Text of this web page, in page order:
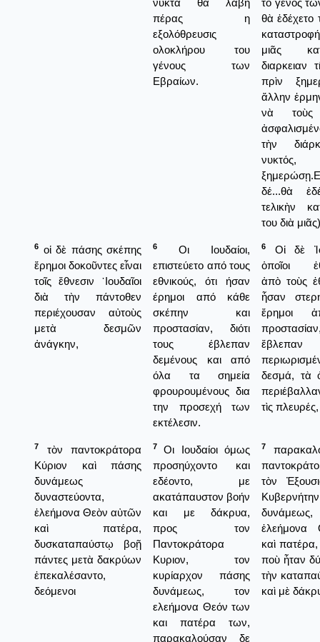
νύκτα θα λάβη
πέρας η
εξολόθρευσις
ολοκλήρου του
γένους των
Εβραίων.
τὸ γένος
θὰ ἐδέχετο
μιᾶς
διαρκειαν
πρὶν
ἄλλην
νὰ τοὺς
τὴν
δέ...θὰ
τελικὴν
του διὰ
6 οἱ δὲ πάσης σκέπης
ἔρημοι δοκοῦντες εἶναι
τοῖς ἔθνεσιν ᾿Ιουδαῖοι
διὰ τὴν πάντοθεν
περιέχουσαν αὐτοὺς
μετὰ δεσμῶν
ἀνάγκην,
6
Οι Ιουδαίοι,
επιστεύετο από τους
εθνικούς, ότι ήσαν
έρημοι από κάθε
σκέπην και
προστασίαν, διότι
τους έβλεπαν
δεμένους και από
όλα τα σημεία
φρουρουμένους δια
την προσεχή των
εκτέλεσιν.
6
Οἱ δὲ
ὁποῖοι
ἀπὸ τοὺς
ἦσαν
ἔρημοι
ἔβλεπαν
δεσμά, τὰ
τὶς πλευρές,
7
τὸν παντοκράτορα
Κύριον καὶ πάσης
δυνάμεως
δυναστεύοντα,
ἐλεήμονα Θεὸν αὐτῶν
καὶ πατέρα,
δυσκαταπαύστῳ βοῇ
πάντες μετὰ δακρύων
ἐπεκαλέσαντο,
δεόμενοι
7
Οι Ιουδαίοι όμως
προσηύχοντο και
εδέοντο, με
ακατάπαυστον βοήν
και με δάκρυα,
προς τον
Παντοκράτορα
Κυριον, τον
κυρίαρχον πάσης
δυνάμεως, τον
ελεήμονα Θεόν των
και πατέρα των,
παρακαλούσαν δε
7
τὸν
ἐλεήμονα
καὶ
ποὺ ἦταν
τὴν
καὶ μὲ